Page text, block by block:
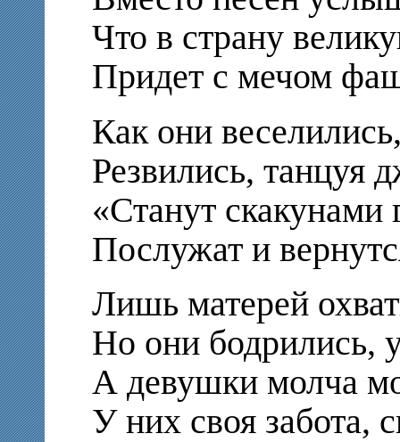
Что в страну
Придет с мечом
Как они
Резвились, танцуя
«Станут скакунами
Послужат и
Лишь матерей
Но они бодрились,
А девушки молча
У них своя забота,